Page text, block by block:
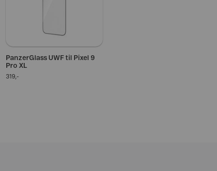
PanzerGlass UWF til Pixel 9
Pro XL
319,-